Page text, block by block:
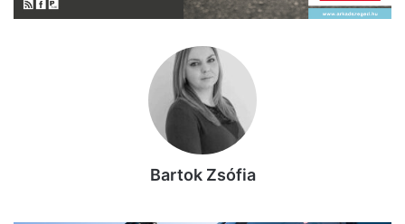
Bartok Zsófia